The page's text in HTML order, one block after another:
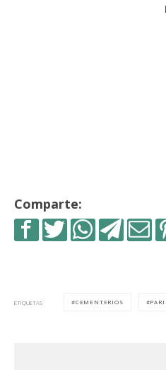
Comparte:
ETIQUETAS CEMENTERIOS